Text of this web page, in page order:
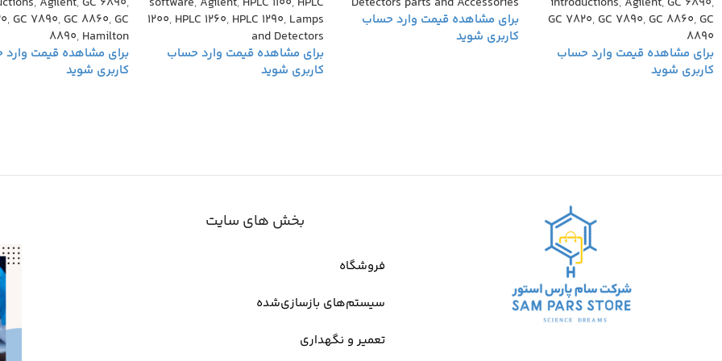
GC 7820,GC 7890,GC 8860,GC
8890
1200, HPLC 1260, HPLC 1290, Lamps
and Detectors
,GC 7890,GC 8860,GC
8890, Hamilton
بخش های سایت
فروشگاه
سیستم‌های بازسازی‌شده
تعمیر و نگهداری